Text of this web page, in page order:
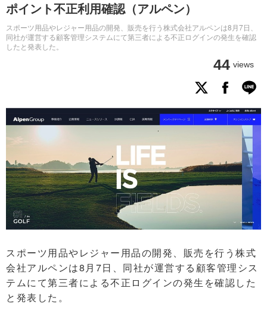
ポイント不正利用確認（アルペン）
スポーツ用品やレジャー用品の開発、販売を行う株式会社アルペンは8月7日、
同社が運営する顧客管理システムにて第三者による不正ログインの発生を確認
したと発表した。
44 views
スポーツ用品やレジャー用品の開発、販売を行う株式
会社アルペンは8月7日、同社が運営する顧客管理シス
テムにて第三者による不正ログインの発生を確認した
と発表した。